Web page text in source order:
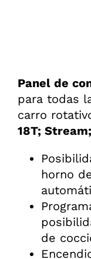
Panel de
para todas
carro
18T;
horno
de